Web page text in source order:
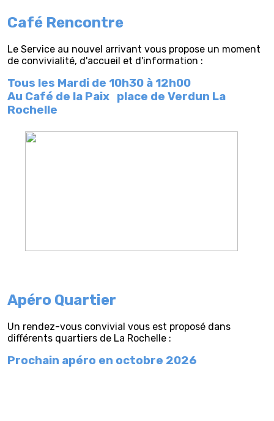
Café Rencontre
Le Service au nouvel arrivant vous propose un moment
de convivialité, d'accueil et d'information :
Tous les Mardi de 10h30 à 12h00
Au Café de la Paix place de Verdun La
Rochelle
Apéro Quartier
Un rendez-vous convivial vous est proposé dans
différents quartiers de La Rochelle :
Prochain apéro en octobre 2026